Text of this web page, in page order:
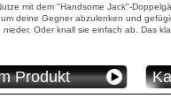
mit dem "Handsome Jack"-
deine Gegner abzulenken und
Oder knall sie einfach ab. Das
Produkt